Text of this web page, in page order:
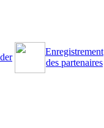
Enregistrement
des partenaires